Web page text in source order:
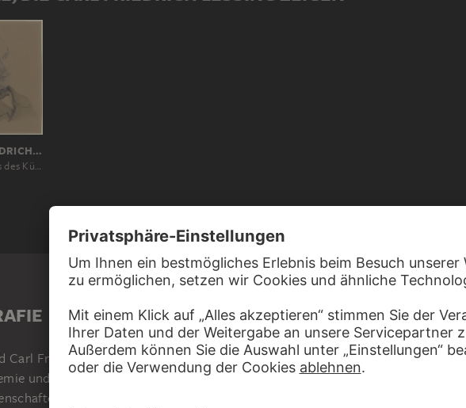
CARL FRIEDRICH LESSING
Selbstbildnis des Künstlers
Carl Friedrich Lessing in Breslau geboren. 1822 studiert er erst an der Berliner
und schon ein Jahr später bis 1826 an der Königlich-Preußischen Akademie
zu Berlin. Den ersten Erfolg verzeichnet er 1826 mit einem Gemälde